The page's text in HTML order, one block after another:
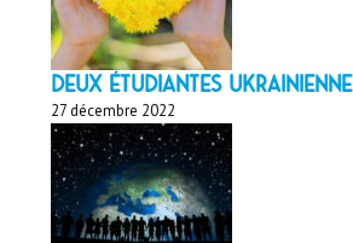
Deux étudiantes
27 décembre 2022